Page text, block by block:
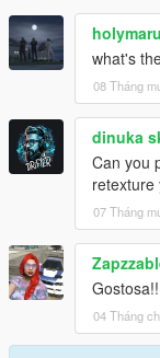
holymaru
what's
08 Tháng
dinuka
Can you
retexture
07 Tháng
Gostosa!!
04 Tháng